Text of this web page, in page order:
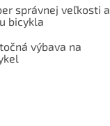
správnej veľkosti a
bicykla
výbava na